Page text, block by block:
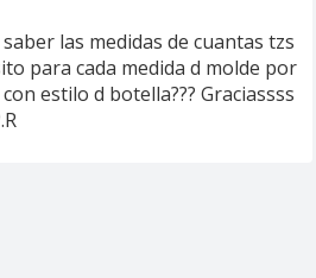
las medidas de cuantas tzs
para cada medida d molde por
estilo d botella??? Graciassss